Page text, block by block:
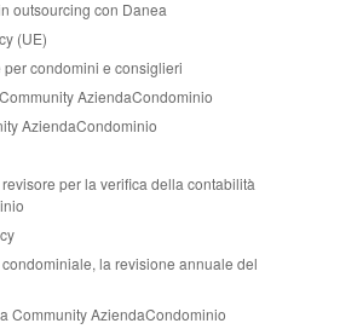
outsourcing con Danea
(UE)
per condomini e consiglieri
AziendaCondominio
AziendaCondominio
per la verifica della contabilità
la revisione annuale del
Community AziendaCondominio